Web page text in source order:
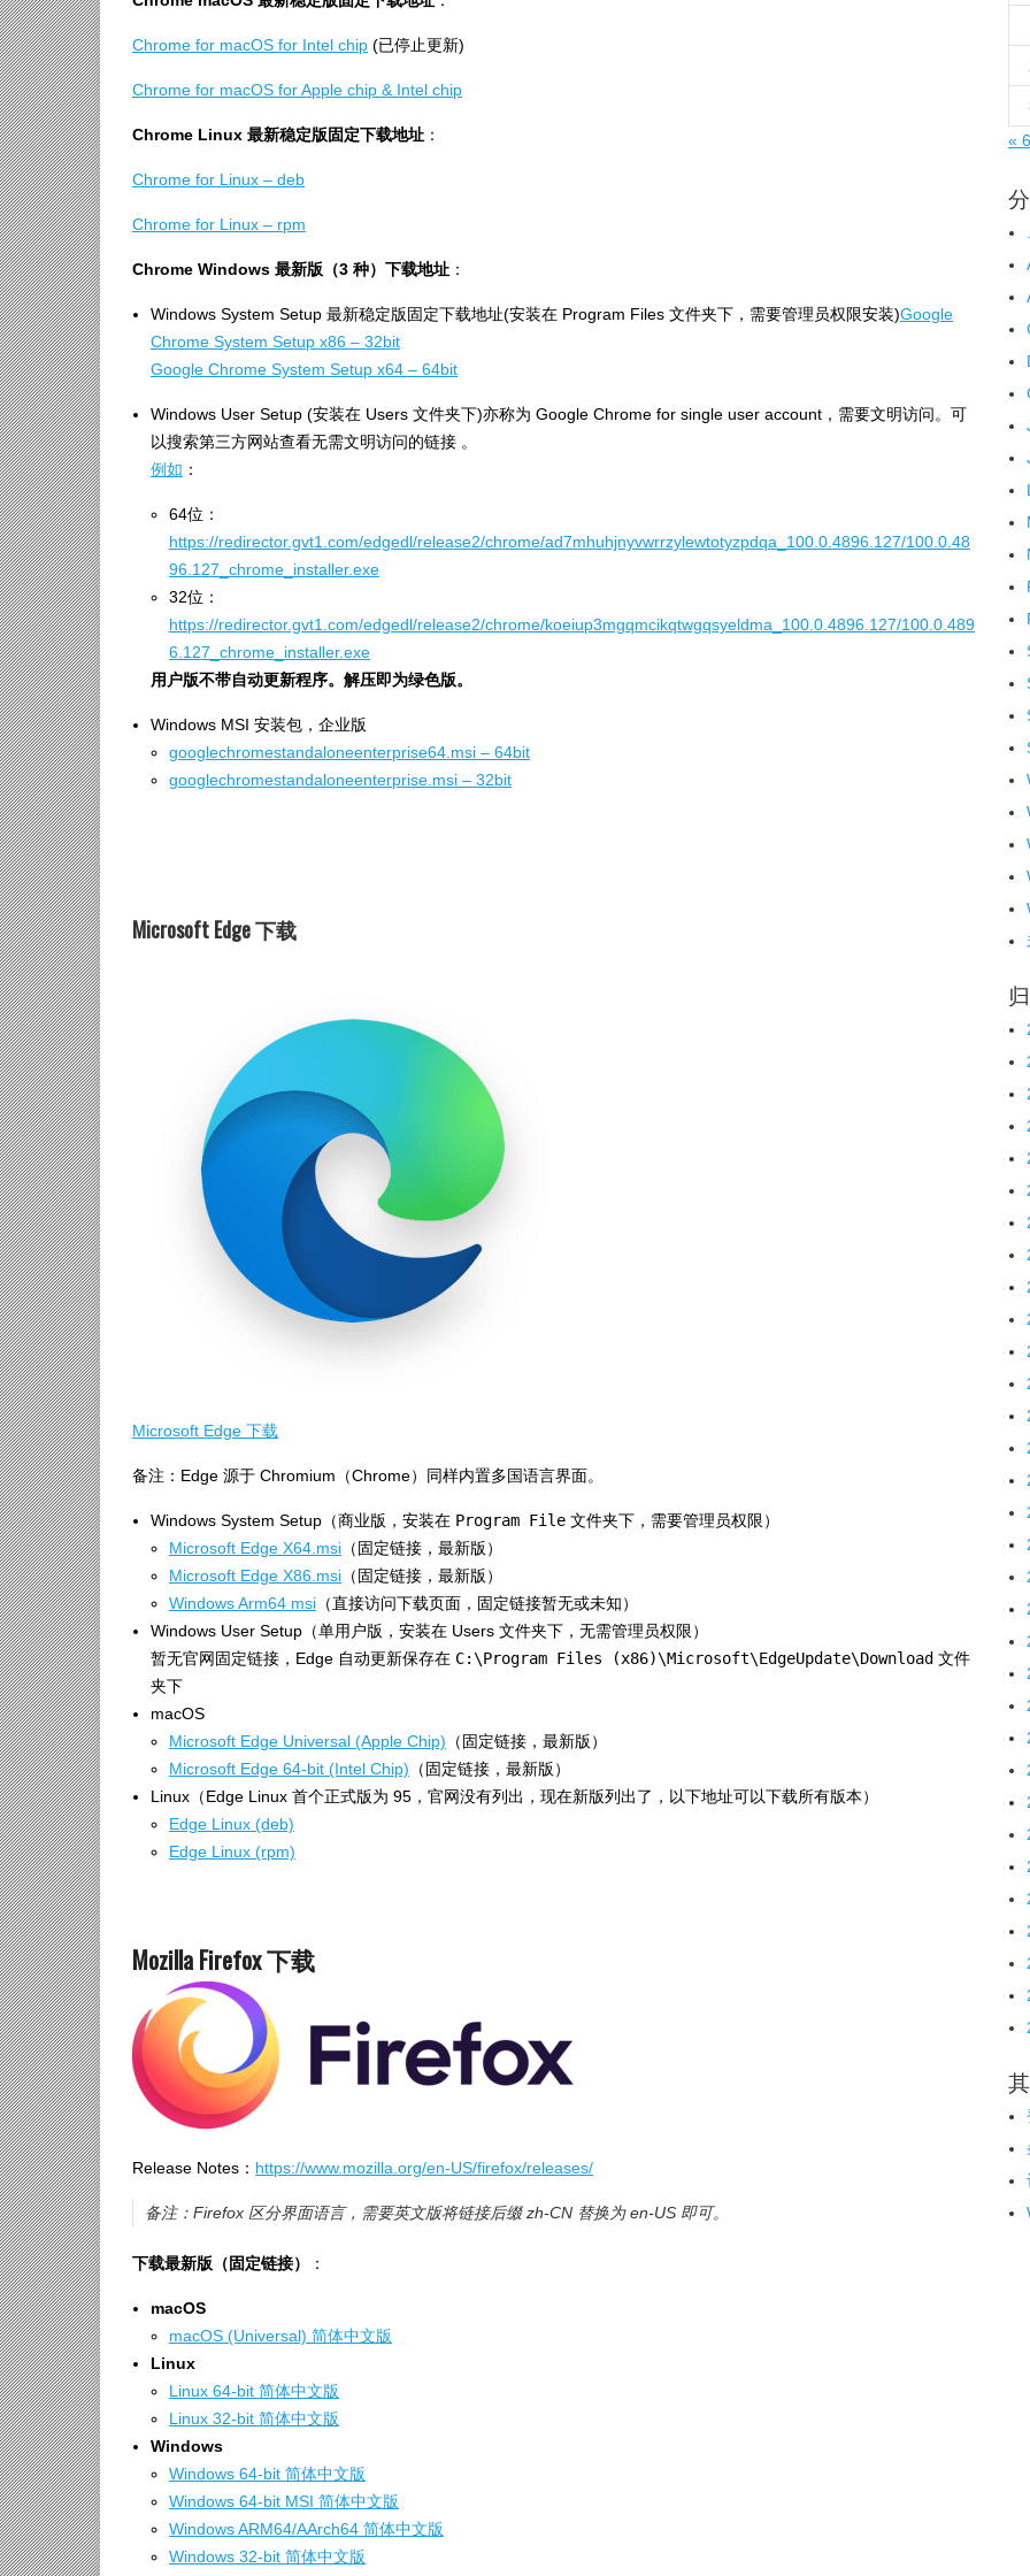
Chrome for macOS for Intel chip (已停止更新)
Chrome for macOS for Apple chip & Intel chip
Chrome Linux 最新稳定版固定下载地址 ：
Chrome for Linux – deb
Chrome for Linux – rpm
Chrome Windows 最新版（3 种）下载地址 ：
Windows System Setup 最新稳定版固定下载地址(安装在 Program Files 文件夹下，需要管理员权限安装)Google
Chrome System Setup x86 – 32bit
Google Chrome System Setup x64 – 64bit
Windows User Setup (安装在 Users 文件夹下)亦称为 Google Chrome for single user account，需要文明访问。可
以搜索第三方网站查看无需文明访问的链接 。
例如 ：
64位：
https://redirector.gvt1.com/edgedl/release2/chrome/ad7mhuhjnyvwrrzylewtotyzpdqa_100.0.4896.127/100.0.48
96.127_chrome_installer.exe
32位：
https://redirector.gvt1.com/edgedl/release2/chrome/koeiup3mgqmcikqtwgqsyeldma_100.0.4896.127/100.0.489
6.127_chrome_installer.exe
用户版不带自动更新程序。解压即为绿色版。
Windows MSI 安装包，企业版
googlechromestandaloneenterprise64.msi – 64bit
googlechromestandaloneenterprise.msi – 32bit
Microsoft Edge 下载
Microsoft Edge 下载
备注：Edge 源于 Chromium（Chrome）同样内置多国语言界面。
Windows System Setup（商业版，安装在 Program File 文件夹下，需要管理员权限）
Microsoft Edge X64.msi （固定链接，最新版）
Microsoft Edge X86.msi （固定链接，最新版）
Windows Arm64 msi （直接访问下载页面，固定链接暂无或未知）
Windows User Setup（单用户版，安装在 Users 文件夹下，无需管理员权限）
暂无官网固定链接，Edge 自动更新保存在 C:\Program Files (x86)\Microsoft\EdgeUpdate\Download 文件
夹下
macOS
Microsoft Edge Universal (Apple Chip) （固定链接，最新版）
Microsoft Edge 64-bit (Intel Chip) （固定链接，最新版）
Linux（Edge Linux 首个正式版为 95，官网没有列出，现在新版列出了，以下地址可以下载所有版本）
Edge Linux (deb)
Edge Linux (rpm)
Mozilla Firefox 下载
Release Notes： https://www.mozilla.org/en-US/firefox/releases/
备注：Firefox 区分界面语言，需要英文版将链接后缀 zh-CN 替换为 en-US 即可。
下载最新版（固定链接） ：
macOS
macOS (Universal) 简体中文版
Linux
Linux 64-bit 简体中文版
Linux 32-bit 简体中文版
Windows
Windows 64-bit 简体中文版
Windows 64-bit MSI 简体中文版
Windows ARM64/AArch64 简体中文版
Windows 32-bit 简体中文版
«